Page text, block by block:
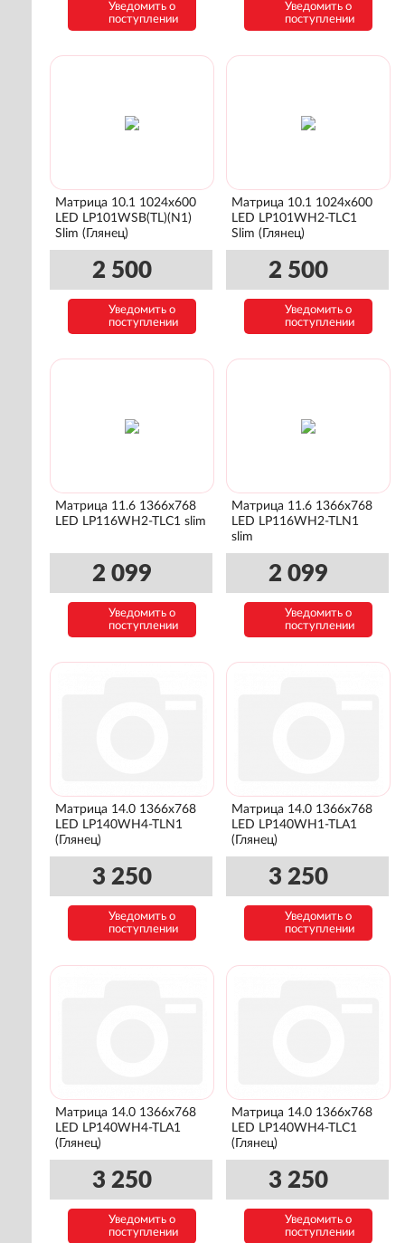
Уведомить о
поступлении
Уведомить о
поступлении
Матрица 10.1 1024x600
LED LP101WSB(TL)(N1)
Slim (Глянец)
2 500
Уведомить о
поступлении
Матрица 10.1 1024x600
LED LP101WH2-TLC1
Slim (Глянец)
2 500
Уведомить о
поступлении
Матрица 11.6 1366x768
LED LP116WH2-TLC1 slim
2 099
Уведомить о
поступлении
Матрица 11.6 1366x768
LED LP116WH2-TLN1
slim
2 099
Уведомить о
поступлении
Матрица 14.0 1366x768
LED LP140WH4-TLN1
(Глянец)
3 250
Уведомить о
поступлении
Матрица 14.0 1366x768
LED LP140WH1-TLA1
(Глянец)
3 250
Уведомить о
поступлении
Матрица 14.0 1366x768
LED LP140WH4-TLA1
(Глянец)
3 250
Уведомить о
поступлении
Матрица 14.0 1366x768
LED LP140WH4-TLC1
(Глянец)
3 250
Уведомить о
поступлении